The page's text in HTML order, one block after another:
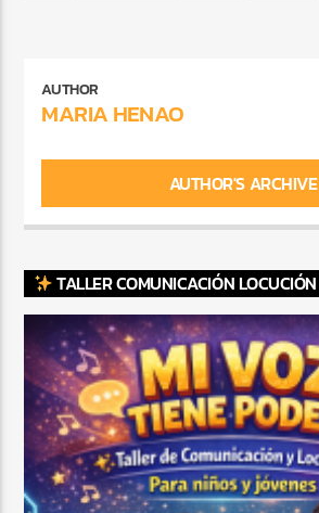
AUTHOR
MARIA HENAO
AUTHOR'S ARCHIVE
TALLER COMUNICACIÓN LOCUCIÓN